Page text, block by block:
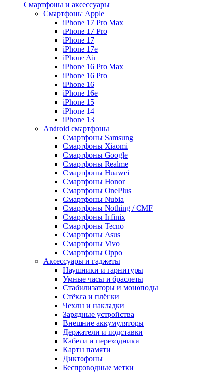
Смартфоны и аксессуары
Смартфоны Apple
iPhone 17 Pro Max
iPhone 17 Pro
iPhone 17
iPhone 17e
iPhone Air
iPhone 16 Pro Max
iPhone 16 Pro
iPhone 16
iPhone 16e
iPhone 15
iPhone 14
iPhone 13
Android cмартфоны
Смартфоны Samsung
Смартфоны Xiaomi
Смартфоны Google
Смартфоны Realme
Смартфоны Huawei
Смартфоны Honor
Смартфоны OnePlus
Смартфоны Nubia
Смартфоны Nothing / CMF
Смартфоны Infinix
Смартфоны Tecno
Смартфоны Asus
Смартфоны Vivo
Смартфоны Oppo
Аксессуары и гаджеты
Наушники и гарнитуры
Умные часы и браслеты
Стабилизаторы и моноподы
Стёкла и плёнки
Чехлы и накладки
Зарядные устройства
Внешние аккумуляторы
Держатели и подставки
Кабели и переходники
Карты памяти
Диктофоны
Беспроводные метки